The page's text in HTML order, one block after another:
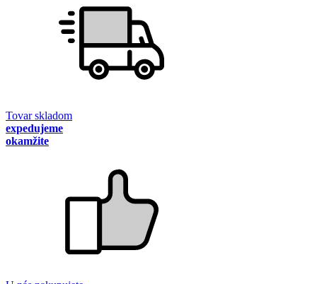
Tovar skladom
expedujeme
okamžite